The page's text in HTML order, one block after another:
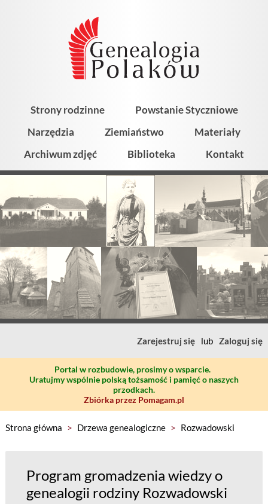
Strony rodzinne
Powstanie Styczniowe
Narzędzia
Ziemiaństwo
Materiały
Archiwum zdjęć
Biblioteka Kontakt
Zarejestruj się lub Zaloguj się
Portal w rozbudowie, prosimy o wsparcie.
Uratujmy wspólnie polską tożsamość i pamięć o naszych
przodkach.
Zbiórka przez Pomagam.pl
Strona główna > Drzewa genealogiczne > Rozwadowski
Program gromadzenia wiedzy o
genealogii rodziny Rozwadowski